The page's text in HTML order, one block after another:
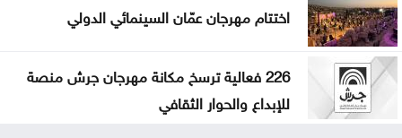
اختتام مهرجان عمّان السينمائي الدولي
226 فعالية ترسخ مكانة مهرجان جرش منصة
للإبداع والحوار الثقافي